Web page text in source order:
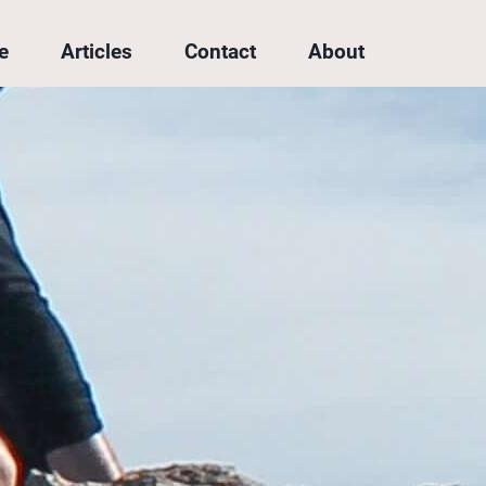
Articles Contact About